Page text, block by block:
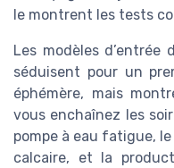
le montrent les tests
Les modèles d’entrée
séduisent pour un
éphémère, mais
vous enchaînez les
pompe à eau fatigue,
calcaire, et la